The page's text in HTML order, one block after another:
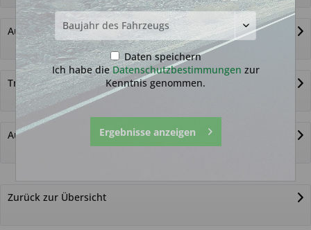
Autoschlüsselgehäuse und Zubehör
Transponder
Autoschlüssel nicht gefunden?
Zurück zur Übersicht
Daten speichern
Ich habe dieDatenschutzbestimmungen zur
Kenntnis genommen.
Ergebnisse anzeigen